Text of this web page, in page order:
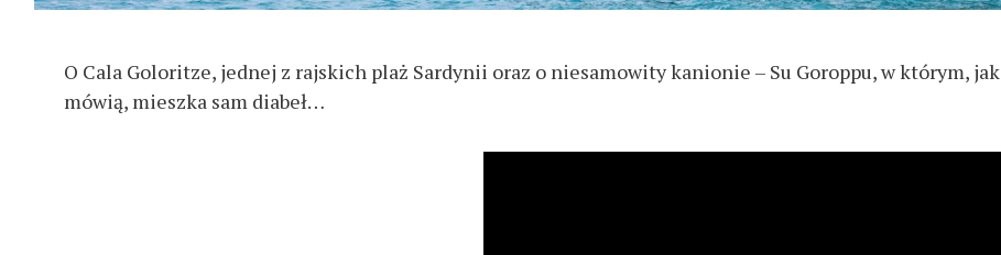
O Cala Goloritze, jednej z rajskich plaż Sardynii oraz o niesamowity kanionie – Su Goroppu, w którym, jak
mówią, mieszka sam diabeł…